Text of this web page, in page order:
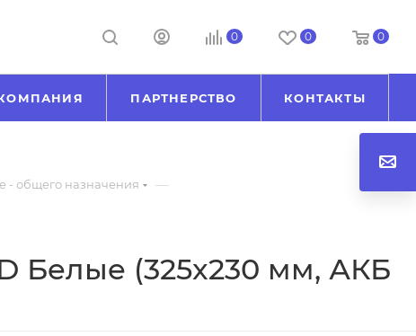
0 0 0
ПАРТНЕРСТВО КОНТАКТЫ
- общего назначения —
Белые (325x230 мм, АКБ